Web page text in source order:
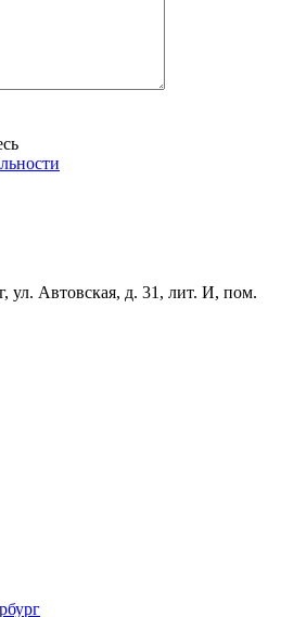
ул. Автовская, д. 31, лит. И, пом.